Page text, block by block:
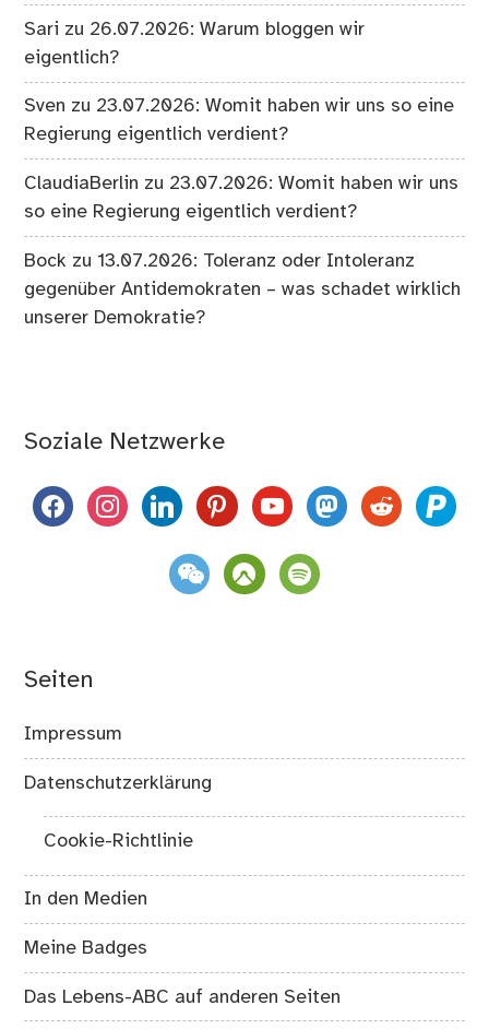
Sari zu 26.07.2026: Warum bloggen wir
eigentlich?
Sven zu 23.07.2026: Womit haben wir uns so eine
Regierung eigentlich verdient?
ClaudiaBerlin zu 23.07.2026: Womit haben wir uns
so eine Regierung eigentlich verdient?
Bock zu13.07.2026: Toleranz oder Intoleranz
gegenüber Antidemokraten – was schadet wirklich
unserer Demokratie?
Soziale Netzwerke
facebookinstagramlinkedinpinterestyoutubemastodon
reddit paypal
weixin komootspotify
Seiten
Impressum
Datenschutzerklärung
Cookie-Richtlinie
In den Medien
Meine Badges
Das Lebens-ABC auf anderen Seiten